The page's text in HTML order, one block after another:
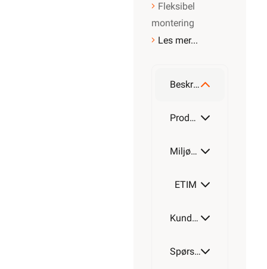
Fleksibel
montering
Les mer...
Beskrivelse
Produktdetaljer
Miljøparametere
ETIM
Kundeomtale
Spørsmål og svar